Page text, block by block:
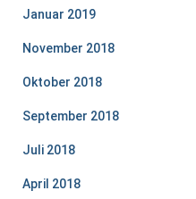
Januar 2019
November 2018
Oktober 2018
September 2018
Juli 2018
April 2018